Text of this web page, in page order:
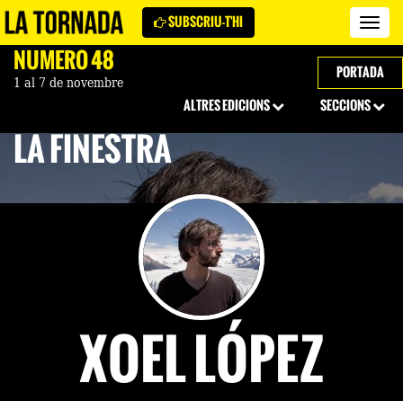
La
SUBSCRIU-T'HI
NÚMERO 48
1 al 7 de novembre
PORTADA
SECCIONS
ALTRES EDICIONS
LA FINESTRA
XOEL LÓPEZ